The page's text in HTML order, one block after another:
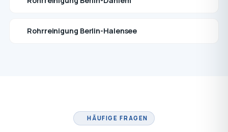
Rohrreinigung Berlin-Halensee
HÄUFIGE FRAGEN